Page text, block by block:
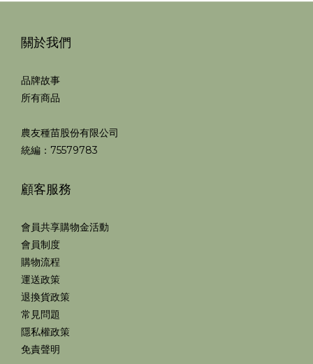
關於我們
品牌故事
所有商品
農友種苗股份有限公司
統編：75579783
顧客服務
會員共享購物金活動
會員制度
購物流程
運送政策
退換貨政策
常見問題
隱私權政策
免責聲明